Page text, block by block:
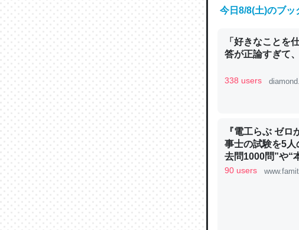
やすく強くなり
昆虫ってカルシ
─ニュース :: 【研究
論文では「淡水
は」とあって面
今日8/8(土)のブ
「好きなことを
答が正論すぎて
338 users
『電工らぶ ゼ
事士の試験を5人
去問1000問”や“
べるノベルゲー
90 users